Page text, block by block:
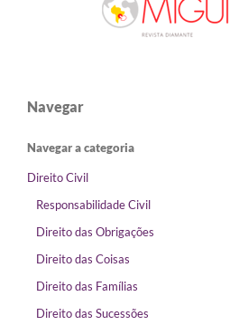
Navegar
Navegar a categoria
Direito Civil
Responsabilidade Civil
Direito das Obrigações
Direito das Coisas
Direito das Famílias
Direito das Sucessões